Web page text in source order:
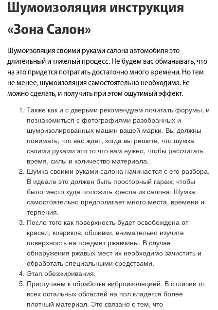
Шумоизоляция инструкция
«Зона Салон»
Шумоизоляция своими руками салона автомобиля это
длительный и тяжелый процесс. Не будем вас обманывать, что
на это придется потратить достаточно много времени. Но тем
не менее, шумоизоляция самостоятельно необходима. Ее
можно сделать, и получить при этом ощутимый эффект.
Также как и с дверьми рекомендуем почитать форумы, и
познакомиться с фотографиями разобранных и
шумоизолированных машин вашей марки. Вы должны
понимать, что вас ждет, когда вы решите, что шумка
своими руками это то что вам нужно, чтобы рассчитать
время, силы и количество материала.
Шумка своими руками салона начинается с его разбора.
В идеале это должен быть просторный гараж, чтобы
было место куда положить кресла из салона. Шумка
самостоятельно предполагает много места, времени и
терпения.
После того как поверхность будет освобождена от
кресел, ковриков, обшивки, внимательно изучите
поверхность на предмет ржавчины. В случае
обнаружения ржавых мест их необходимо зачистить и
обработать специальными средствами.
Этап обезжиривания.
Приступаем к обработке виброизоляцией. В отличии от
всех остальных областей на пол кладется более
плотный материал. Это связано с тем, что